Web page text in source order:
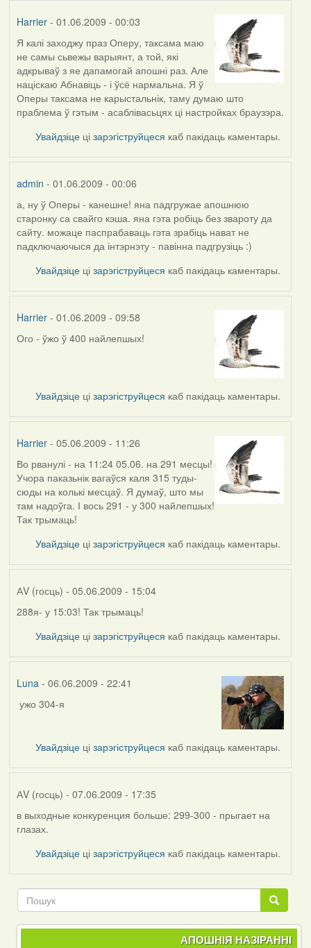
Harrier- 01.06.2009 - 00:03
In
reply
to
by
admin
Я калі заходжу праз Оперу, таксама маю
не самы сьвежы варыянт, а той, які
адкрываў з яе дапамогай апошні раз. Але
націскаю Абнавіць - і ўсё нармальна. Я ў
Оперы таксама не карыстальнік, таму думаю што
праблема ў гэтым - асаблівасьцях ці настройках браузэра.
Увайдзіце цізарэгіструйцеся каб пакідаць каментары.
admin - 01.06.2009 - 00:06
In
reply
to
by
Harrier
а, ну ў Оперы - канешне! яна падгружае апошнюю
старонку са свайго кэша. яна гэта робіць без звароту да
сайту. можаце паспрабаваць гэта зрабіць нават не
падключаючыся да інтэрнэту - павінна падгрузіць :)
Увайдзіце цізарэгіструйцеся каб пакідаць каментары.
Harrier- 01.06.2009 - 09:58
Ого - ўжо ў 400 найлепшых!
Увайдзіце цізарэгіструйцеся каб пакідаць каментары.
Harrier- 05.06.2009 - 11:26
In
reply
to
by
Harrier
Во рванулі - на 11:24 05.06. на 291 месцы!
Учора паказьнік вагаўся каля 315 туды-
сюды на колькі месцаў. Я думаў, што мы
там надоўга. І вось 291 - у 300 найлепшых!
Так трымаць!
Увайдзіце цізарэгіструйцеся каб пакідаць каментары.
АV (госць) - 05.06.2009 - 15:04
In
reply
by
288я- у 15:03! Так трымаць!
Увайдзіце цізарэгіструйцеся каб пакідаць каментары.
Luna - 06.06.2009 - 22:41
In
АV
ужо 304-я
Увайдзіце цізарэгіструйцеся каб пакідаць каментары.
АV (госць) - 07.06.2009 - 17:35
в выходные конкуренция больше: 299-300 - прыгает на
глазах.
Увайдзіце цізарэгіструйцеся каб пакідаць каментары.
Пошук
Пошук
АПОШНІЯ НАЗІРАННІ